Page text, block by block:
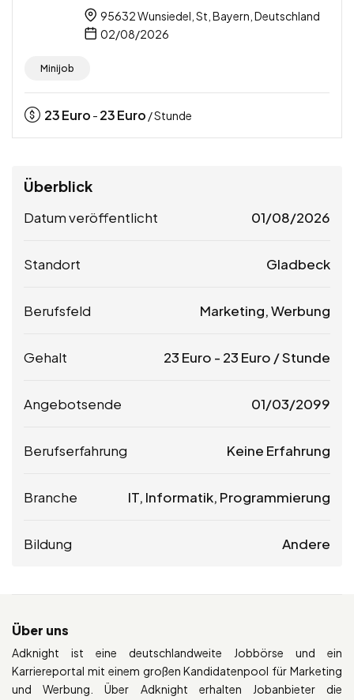
95632 Wunsiedel, St, Bayern, Deutschland
02/08/2026
Minijob
23Euro - 23Euro / Stunde
Überblick
Datum veröffentlicht 01/08/2026
Standort Gladbeck
Berufsfeld Marketing, Werbung
Gehalt 23 Euro - 23 Euro / Stunde
Angebotsende 01/03/2099
Berufserfahrung Keine Erfahrung
Branche IT, Informatik, Programmierung
Bildung Andere
Über uns
Adknight ist eine deutschlandweite Jobbörse und ein
Karriereportal mit einem großen Kandidatenpool für Marketing
und Werbung. Über Adknight erhalten Jobanbieter die